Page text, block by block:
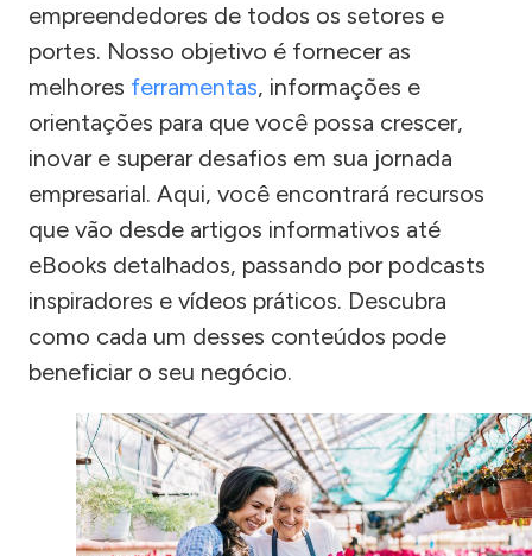
empreendedores de todos os setores e
portes. Nosso objetivo é fornecer as
melhores ferramentas, informações e
orientações para que você possa crescer,
inovar e superar desafios em sua jornada
empresarial. Aqui, você encontrará recursos
que vão desde artigos informativos até
eBooks detalhados, passando por podcasts
inspiradores e vídeos práticos. Descubra
como cada um desses conteúdos pode
beneficiar o seu negócio.